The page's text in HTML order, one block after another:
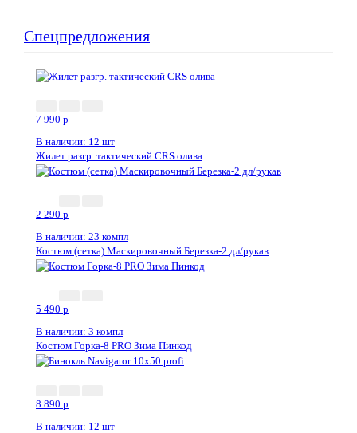
Спецпредложения
7 990 p
В наличии: 12 шт
Жилет разгр. тактический CRS олива
2 290 p
В наличии: 23 компл
Костюм (сетка) Маскировочный Березка-2 дл/рукав
5 490 p
В наличии: 3 компл
Костюм Горка-8 PRO Зима Пинкод
8 890 p
В наличии: 12 шт